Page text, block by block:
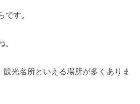
す。
観光名所といえる場所が多くありま